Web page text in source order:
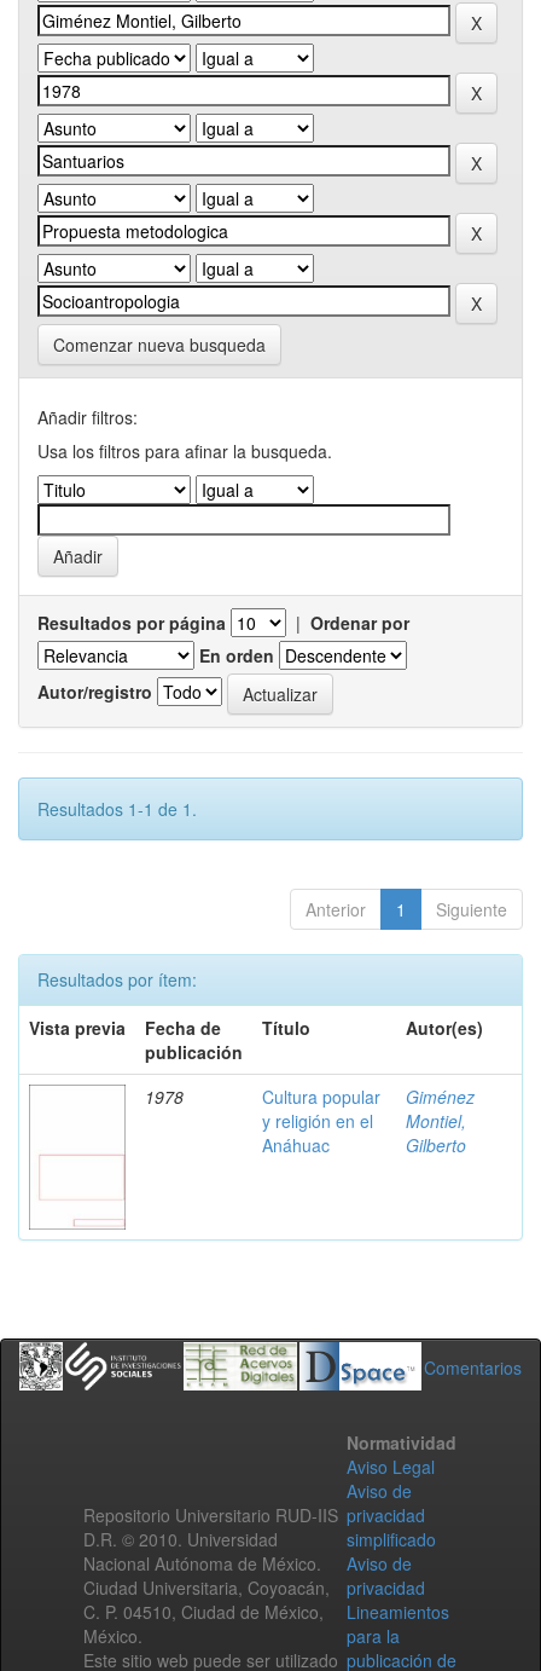
Comenzar nueva busqueda
Añadir filtros:
Usa los filtros para afinar la busqueda.
Resultados por página | Ordenar por
En orden
Autor/registro
Resultados 1-1 de 1.
Anterior 1 Siguiente
Resultados por ítem:
Vista previa
Fecha de
publicación
Título Autor(es)
1978
Cultura popular
y religión en el
Anáhuac
Giménez
Montiel,
Gilberto
Comentarios
Repositorio Universitario RUD-IIS
D.R. © 2010. Universidad
Nacional Autónoma de México.
Ciudad Universitaria, Coyoacán,
C. P. 04510, Ciudad de México,
México.
Este sitio web puede ser utilizado
Normatividad
Aviso Legal
Aviso de
privacidad
simplificado
Aviso de
privacidad
Lineamientos
para la
publicación de